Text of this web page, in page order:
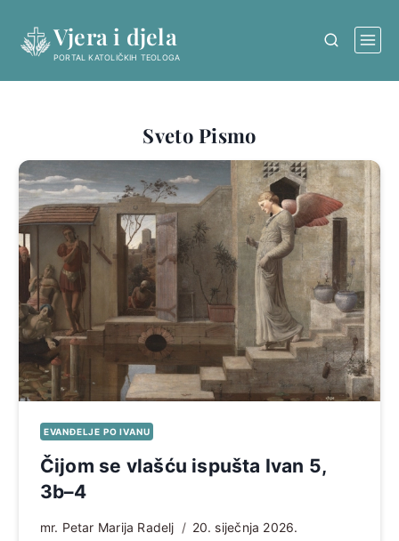
content
Vjera i djela
PORTAL KATOLIČKIH TEOLOGA
Sveto Pismo
EVANĐELJE PO IVANU
Čijom se vlašću ispušta Ivan 5,
3b–4
mr. Petar Marija Radelj 20. siječnja 2026.